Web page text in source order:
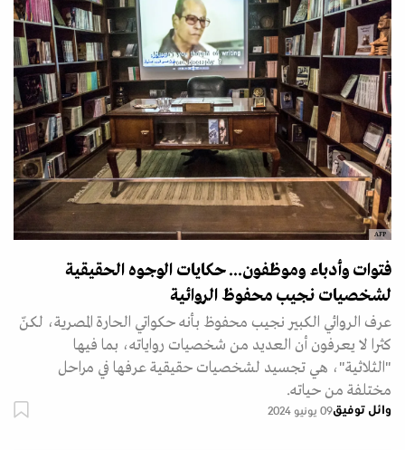
AFP
فتوات وأدباء وموظفون... حكايات الوجوه الحقيقية
لشخصيات نجيب محفوظ الروائية
عرف الروائي الكبير نجيب محفوظ بأنه حكواتي الحارة المصرية، لكنّ
كثرا لا يعرفون أن العديد من شخصيات رواياته، بما فيها
"الثلاثية"، هي تجسيد لشخصيات حقيقية عرفها في مراحل
مختلفة من حياته.
وائل توفيق09 يونيو 2024